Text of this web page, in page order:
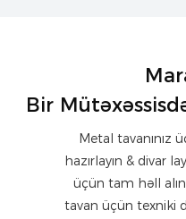
Bir
Metal
hazırlayın & divar
üçün tam həll
tavan üçün texniki